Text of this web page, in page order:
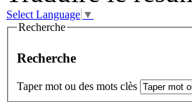
Select Language ▼
Recherche
Recherche
Taper mot ou des mots clès